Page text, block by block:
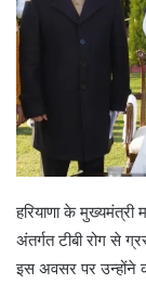
हरियाणा के मुख्यमंत्री
अंतर्गत टीबी रोग से
इस अवसर पर उन्होंने